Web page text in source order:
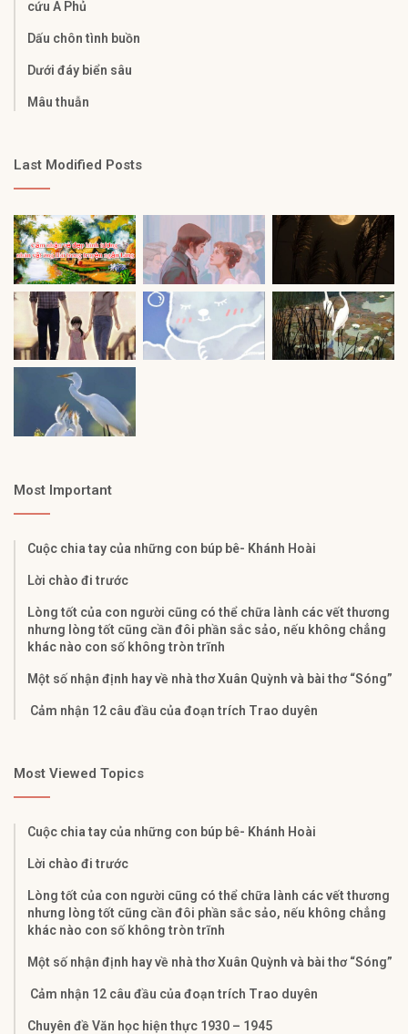
cứu A Phủ​
Dấu chôn tình buồn
Dưới đáy biển sâu
Mâu thuẫn
Last Modified Posts
Most Important
Cuộc chia tay của những con búp bê- Khánh Hoài
Lời chào đi trước
Lòng tốt của con người cũng có thể chữa lành các vết thương
nhưng lòng tốt cũng cần đôi phần sắc sảo, nếu không chẳng
khác nào con số không tròn trĩnh
Một số nhận định hay về nhà thơ Xuân Quỳnh và bài thơ “Sóng”
Cảm nhận 12 câu đầu của đoạn trích Trao duyên
Most Viewed Topics
Cuộc chia tay của những con búp bê- Khánh Hoài
Lời chào đi trước
Lòng tốt của con người cũng có thể chữa lành các vết thương
nhưng lòng tốt cũng cần đôi phần sắc sảo, nếu không chẳng
khác nào con số không tròn trĩnh
Một số nhận định hay về nhà thơ Xuân Quỳnh và bài thơ “Sóng”
Cảm nhận 12 câu đầu của đoạn trích Trao duyên
Chuyên đề Văn học hiện thực 1930 – 1945